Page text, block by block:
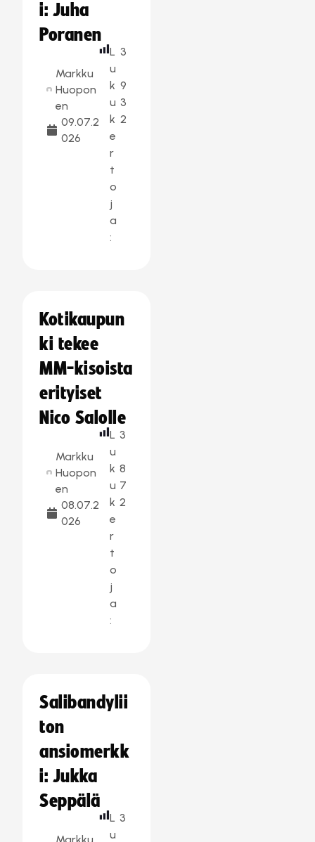
i: Juha
Poranen
Markku
Huopon
en
09.07.2
026
L
u
k
u
k
e
r
t
o
j
a
:
3
9
3
2
Kotikaupun
ki tekee
MM-kisoista
erityiset
Nico Salolle
Markku
Huopon
en
08.07.2
026
L
u
k
u
k
e
r
t
o
j
a
:
3
8
7
2
Salibandylii
ton
ansiomerkk
i: Jukka
Seppälä
L
u
3